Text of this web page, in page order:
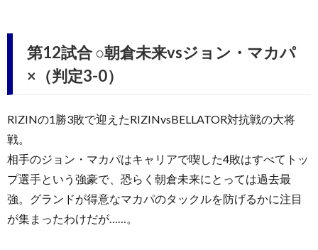
第12試合 ○朝倉未来vsジョン・マカパ
×（判定3-0）
RIZINの1勝3敗で迎えたRIZINvsBELLATOR対抗戦の大将
戦。
相手のジョン・マカパはキャリアで喫した4敗はすべてトッ
プ選手という強豪で、恐らく朝倉未来にとっては過去最
強。グランドが得意なマカパのタックルを防げるかに注目
が集まったわけだが……。